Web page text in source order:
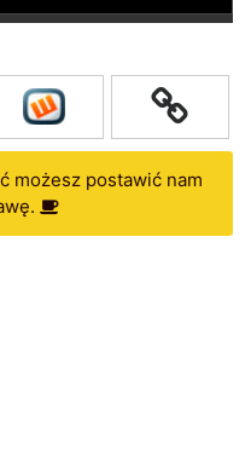
możesz postawić nam